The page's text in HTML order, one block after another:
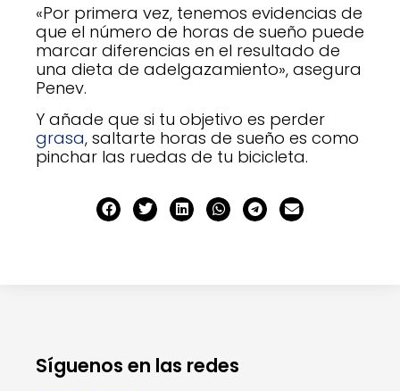
«Por primera vez, tenemos evidencias de
que el número de horas de sueño puede
marcar diferencias en el resultado de
una dieta de adelgazamiento», asegura
Penev.
Y añade que si tu objetivo es perder
grasa, saltarte horas de sueño es como
pinchar las ruedas de tu bicicleta.
Síguenos en las redes